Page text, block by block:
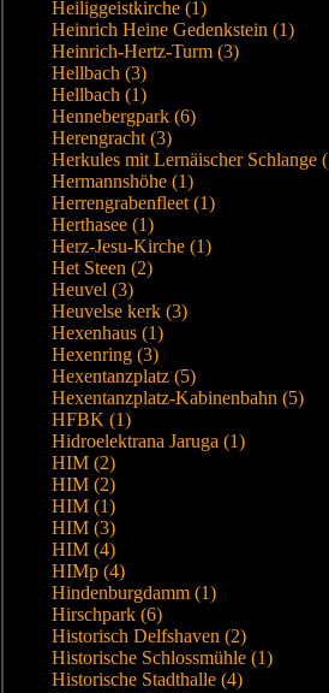
Heiliggeistkirche (1)
Heinrich Heine Gedenkstein (1)
Heinrich-Hertz-Turm (3)
Hellbach (3)
Hellbach (1)
Hennebergpark (6)
Herengracht (3)
Herkules mit Lernäischer Schlange
Hermannshöhe (1)
Herrengrabenfleet (1)
Herthasee (1)
Herz-Jesu-Kirche (1)
Het Steen (2)
Heuvel (3)
Heuvelse kerk (3)
Hexenhaus (1)
Hexenring (3)
Hexentanzplatz (5)
Hexentanzplatz-Kabinenbahn (5)
HFBK (1)
Hidroelektrana Jaruga (1)
HIM (2)
HIM (2)
HIM (1)
HIM (3)
HIM (4)
HIMp (4)
Hindenburgdamm (1)
Hirschpark (6)
Historisch Delfshaven (2)
Historische Schlossmühle (1)
Historische Stadthalle (4)